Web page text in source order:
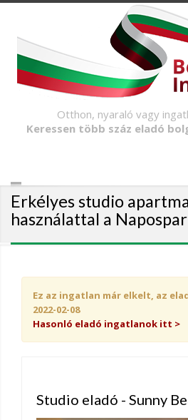
Otthon, nyaraló vagy
Keressen több száz eladó
Erkélyes studio
használattal a
Ez az ingatlan már elkelt, az
2022-02-08
Hasonló eladó ingatlanok itt >
Studio eladó - Sunny